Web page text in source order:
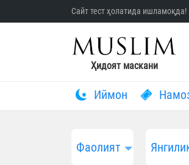
Сайт тест ҳолатида ишламоқда!
Ҳидоят маскани
Иймон
Фаолият